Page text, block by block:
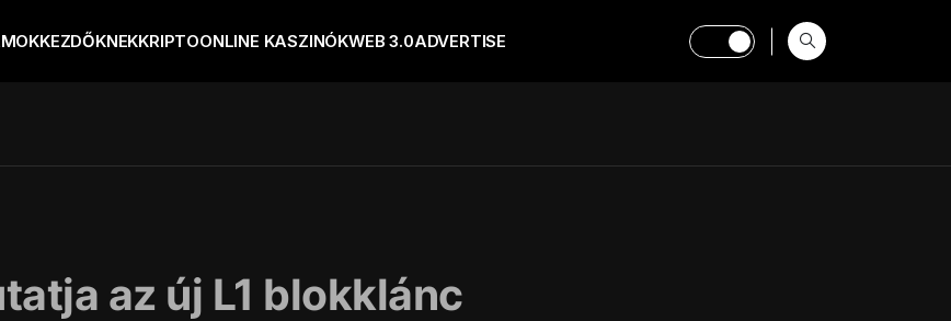
KEZDŐKNEKKRIPTOONLINE KASZINÓKWEB 3.0ADVERTISE
az új L1 blokklánc